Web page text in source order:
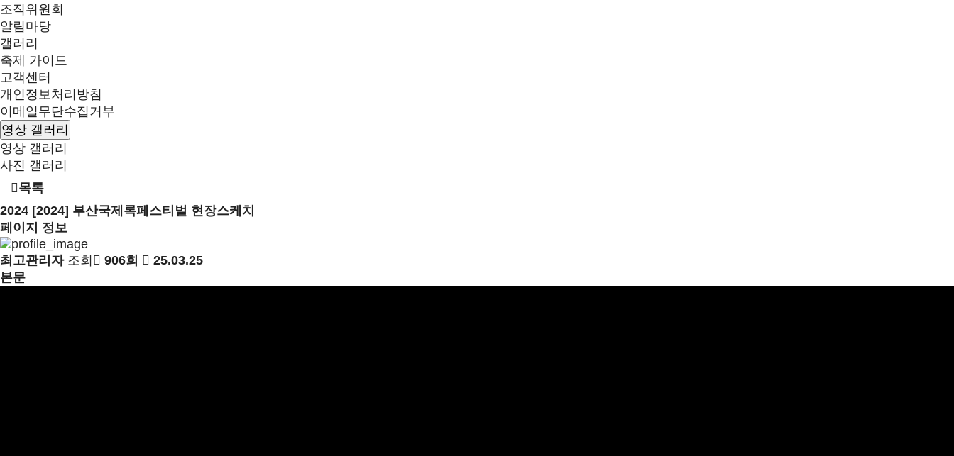
조직위원회
알림마당
갤러리
축제 가이드
고객센터
개인정보처리방침
이메일무단수집거부
영상 갤러리
영상 갤러리
사진 갤러리
목록
2024 [2024] 부산국제록페스티벌 현장스케치
페이지 정보
최고관리자 조회 906회
25.03.25
본문